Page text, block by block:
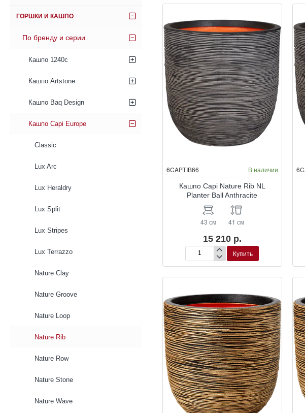
ГОРШКИ И КАШПО
По бренду и серии
Кашпо 1240c
Кашпо Artstone
Кашпо Baq Design
Кашпо Capi Europe
Classic
Lux Arc
Lux Heraldry
Lux Split
Lux Stripes
Lux Terrazzo
Nature Clay
Nature Groove
Nature Loop
Nature Rib
Nature Row
Nature Stone
Nature Wave
6CAPTIB66 В наличии
Кашпо Capi Nature Rib NL
Planter Ball Anthracite
43 см 41 см
15 210 р.
Кашпо
Capi
Nature
NL
Planter
Ball
Anthracite
Купить